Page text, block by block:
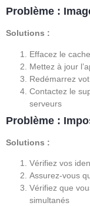
Problème :
Solutions :
Effacez le
Mettez à jour
Redémarrez
Contactez le
serveurs
Problème :
Solutions :
Vérifiez vos
Assurez-vous
Vérifiez que
simultanés